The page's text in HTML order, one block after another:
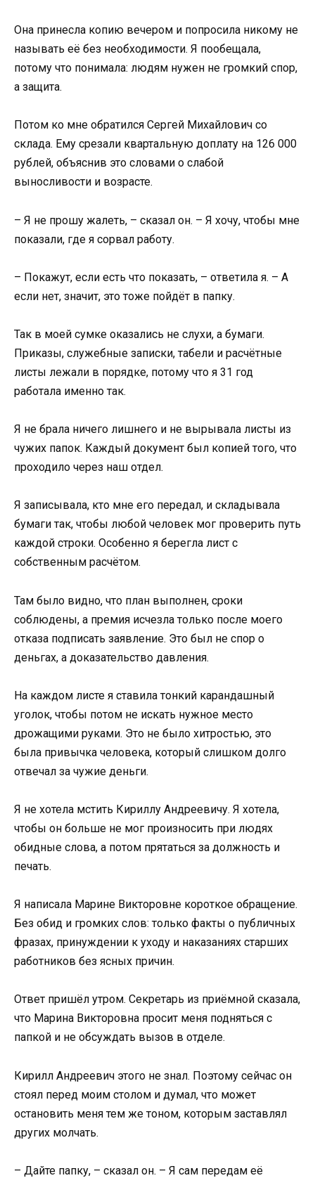
Она принесла копию вечером и попросила никому не
называть её без необходимости. Я пообещала,
потому что понимала: людям нужен не громкий спор,
а защита.
Потом ко мне обратился Сергей Михайлович со
склада. Ему срезали квартальную доплату на 126 000
рублей, объяснив это словами о слабой
выносливости и возрасте.
– Я не прошу жалеть, – сказал он. – Я хочу, чтобы мне
показали, где я сорвал работу.
– Покажут, если есть что показать, – ответила я. – А
если нет, значит, это тоже пойдёт в папку.
Так в моей сумке оказались не слухи, а бумаги.
Приказы, служебные записки, табели и расчётные
листы лежали в порядке, потому что я 31 год
работала именно так.
Я не брала ничего лишнего и не вырывала листы из
чужих папок. Каждый документ был копией того, что
проходило через наш отдел.
Я записывала, кто мне его передал, и складывала
бумаги так, чтобы любой человек мог проверить путь
каждой строки. Особенно я берегла лист с
собственным расчётом.
Там было видно, что план выполнен, сроки
соблюдены, а премия исчезла только после моего
отказа подписать заявление. Это был не спор о
деньгах, а доказательство давления.
На каждом листе я ставила тонкий карандашный
уголок, чтобы потом не искать нужное место
дрожащими руками. Это не было хитростью, это
была привычка человека, который слишком долго
отвечал за чужие деньги.
Я не хотела мстить Кириллу Андреевичу. Я хотела,
чтобы он больше не мог произносить при людях
обидные слова, а потом прятаться за должность и
печать.
Я написала Марине Викторовне короткое обращение.
Без обид и громких слов: только факты о публичных
фразах, принуждении к уходу и наказаниях старших
работников без ясных причин.
Ответ пришёл утром. Секретарь из приёмной сказала,
что Марина Викторовна просит меня подняться с
папкой и не обсуждать вызов в отделе.
Кирилл Андреевич этого не знал. Поэтому сейчас он
стоял перед моим столом и думал, что может
остановить меня тем же тоном, которым заставлял
других молчать.
– Дайте папку, – сказал он. – Я сам передам её